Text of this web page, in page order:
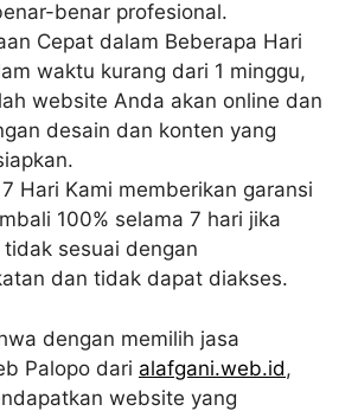
benar profesional.
Cepat dalam Beberapa Hari
waktu kurang dari 1 minggu,
website Anda akan online dan
desain dan konten yang
Hari Kami memberikan garansi
100% selama 7 hari jika
sesuai dengan
dan tidak dapat diakses.
dengan memilih jasa
Palopo dari alafgani.web.id,
website yang